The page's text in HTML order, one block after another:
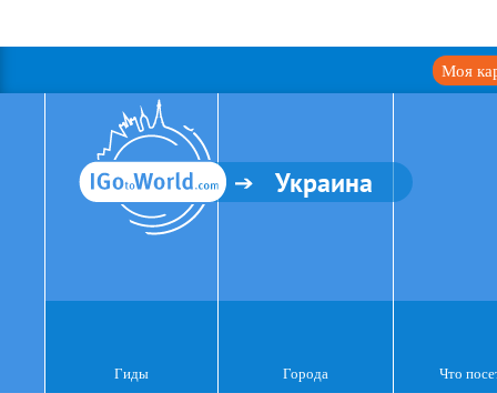
Моя
Украина
Гиды Города Что